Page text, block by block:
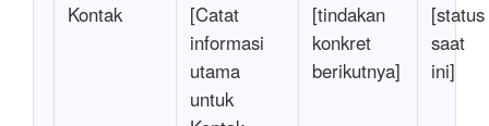
Kontak
[Catat
informasi
utama
untuk
[tindakan
konkret
berikutnya]
[status
saat
ini]